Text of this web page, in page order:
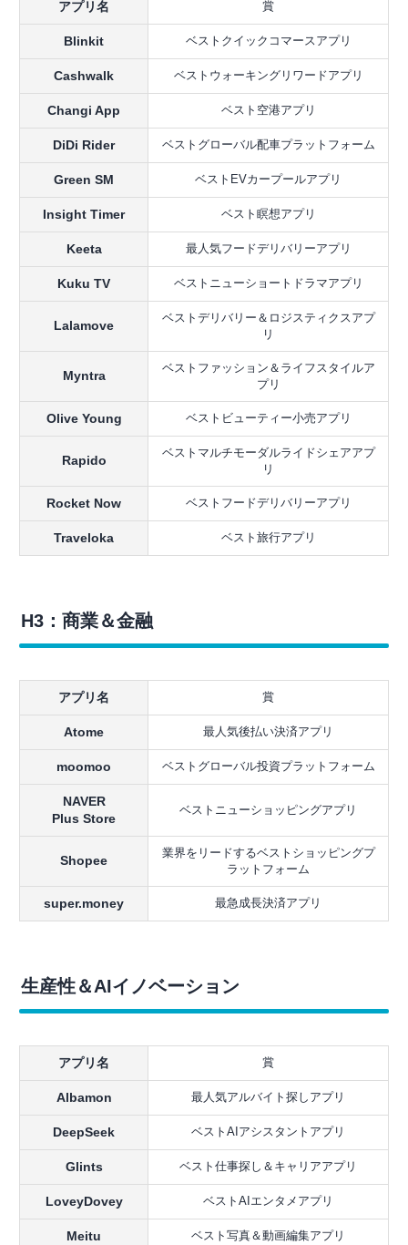
アプリ名 賞
Blinkit ベストクイックコマースアプリ
Cashwalk ベストウォーキングリワードアプリ
Changi App ベスト空港アプリ
DiDi Rider ベストグローバル配車プラットフォーム
Green SM ベストEVカープールアプリ
Insight Timer ベスト瞑想アプリ
Keeta 最人気フードデリバリーアプリ
Kuku TV ベストニューショートドラマアプリ
Lalamove
ベストデリバリー＆ロジスティクスアプ
リ
Myntra
ベストファッション＆ライフスタイルア
プリ
Olive Young ベストビューティー小売アプリ
Rapido
ベストマルチモーダルライドシェアアプ
リ
Rocket Now ベストフードデリバリーアプリ
Traveloka ベスト旅行アプリ
H3：商業＆金融
アプリ名 賞
Atome 最人気後払い決済アプリ
moomoo ベストグローバル投資プラットフォーム
NAVER
Plus Store
ベストニューショッピングアプリ
Shopee
業界をリードするベストショッピングプ
ラットフォーム
super.money 最急成長決済アプリ
生産性＆AIイノベーション
アプリ名 賞
Albamon 最人気アルバイト探しアプリ
DeepSeek ベストAIアシスタントアプリ
Glints ベスト仕事探し＆キャリアアプリ
LoveyDovey ベストAIエンタメアプリ
Meitu ベスト写真＆動画編集アプリ